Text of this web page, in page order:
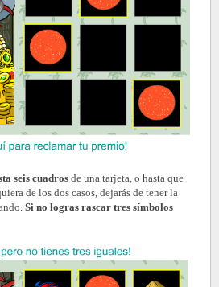
seis cuadros de una tarjeta, o hasta que
de los dos casos, dejarás de tener la
Si no logras rascar tres símbolos